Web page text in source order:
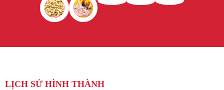
LỊCH SỬ HÌNH THÀNH